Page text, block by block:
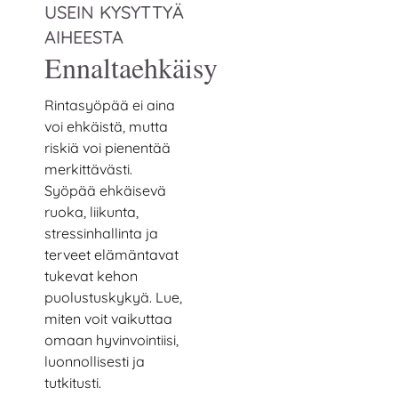
USEIN KYSYTTYÄ
AIHEESTA
Ennaltaehkäisy
Rintasyöpää ei aina
voi ehkäistä, mutta
riskiä voi pienentää
merkittävästi.
Syöpää ehkäisevä
ruoka, liikunta,
stressinhallinta ja
terveet elämäntavat
tukevat kehon
puolustuskykyä. Lue,
miten voit vaikuttaa
omaan hyvinvointiisi,
luonnollisesti ja
tutkitusti.